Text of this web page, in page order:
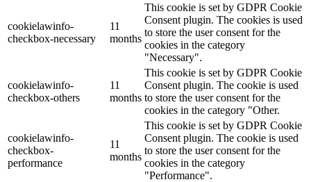
cookielawinfo-
checkbox-necessary
11
months
This cookie is set by GDPR Cookie
Consent plugin. The cookies is used
to store the user consent for the
cookies in the category
"Necessary".
cookielawinfo-
checkbox-others
11
months
This cookie is set by GDPR Cookie
Consent plugin. The cookie is used
to store the user consent for the
cookies in the category "Other.
cookielawinfo-
checkbox-
performance
11
months
This cookie is set by GDPR Cookie
Consent plugin. The cookie is used
to store the user consent for the
cookies in the category
"Performance".